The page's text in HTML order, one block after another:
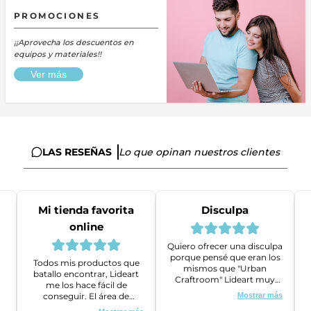
PROMOCIONES
¡¡Aprovecha los descuentos en
equipos y materiales!!
Ver más
LAS RESEÑAS Lo que opinan nuestros clientes
Mi tienda favorita
online
Todos mis productos que
batallo encontrar, Lideart
me los hace fácil de
conseguir. El área de
ventas es super amable y
Disculpa
Quiero ofrecer una disculpa
porque pensé que eran los
mismos que "Urban
Craftroom" Lideart muy
amables me ayudaron a
gestionar un problema que
Mostrar más